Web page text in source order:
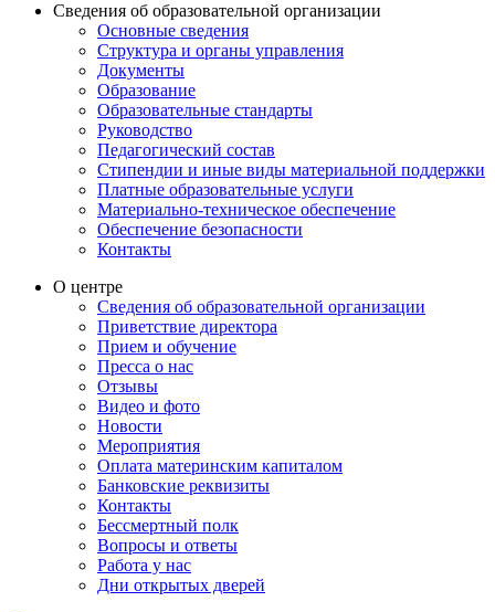
Сведения об образовательной организации
Основные сведения
Структура и органы управления
Документы
Образование
Образовательные стандарты
Руководство
Педагогический состав
Стипендии и иные виды материальной поддержки
Платные образовательные услуги
Материально-техническое обеспечение
Обеспечение безопасности
Контакты
О центре
Сведения об образовательной организации
Приветствие директора
Прием и обучение
Пресса о нас
Отзывы
Видео и фото
Новости
Мероприятия
Оплата материнским капиталом
Банковские реквизиты
Контакты
Бессмертный полк
Вопросы и ответы
Работа у нас
Дни открытых дверей